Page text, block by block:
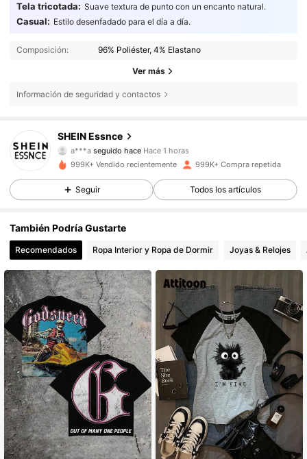
Tela tricotada: Suave textura de punto con un encanto natural.
Casual: Estilo desenfadado para el día a día.
Composición: 96% Poliéster, 4% Elastano
Ver más
Información de seguridad y contactos
SHEIN Essnce
a***aseguido hace
l***6está navegando
4,85
901K Seguidores
4,85 901K Seguidores
4,85 901K Seguidores
4,85 901K Seguidores
4,85 901K Seguidores
4,85 901K Seguidores
999K+ Vendido recientemente 999K+ Compra repetida
Seguir Todos los artículos
También Podría Gustarte
Recomendados Ropa Interior y Ropa de Dormir Joyas & Relojes